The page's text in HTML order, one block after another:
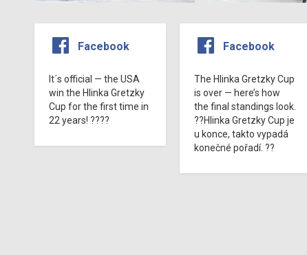
Facebook
It´s official — the USA
win the Hlinka Gretzky
Cup for the first time in
22 years! ????
Facebook
The Hlinka Gretzky Cup
is over — here’s how
the final standings look.
??Hlinka Gretzky Cup je
u konce, takto vypadá
konečné pořadí. ??